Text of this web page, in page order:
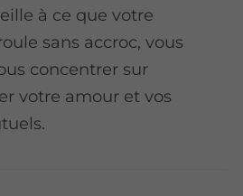
à ce que votre
sans accroc, vous
concentrer sur
votre amour et vos